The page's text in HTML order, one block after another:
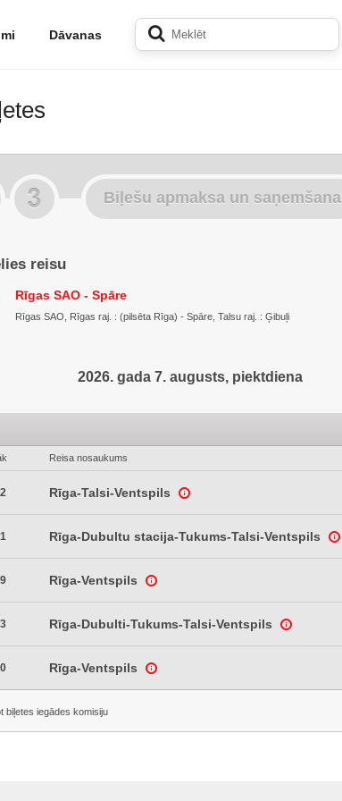
Dāvanas
Biļešu apmaksa un saņemšana
reisu
Rīgas SAO - Spāre
Rīgas SAO, Rīgas raj. : (pilsēta Rīga) - Spāre, Talsu raj. : Ģibuļi
2026. gada 7. augusts, piektdiena
Reisa nosaukums
Rīga-Talsi-Ventspils
Rīga-Dubultu stacija-Tukums-Talsi-Ventspils
Rīga-Ventspils
Rīga-Dubulti-Tukums-Talsi-Ventspils
Rīga-Ventspils
biļetes iegādes komisiju